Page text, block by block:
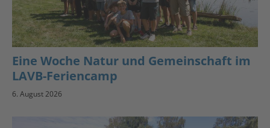
Eine Woche Natur und Gemeinschaft im
LAVB-Feriencamp
6. August 2026